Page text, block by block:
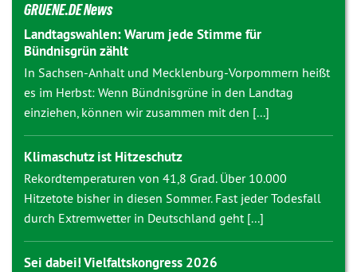
GRUENE.DE News
Landtagswahlen: Warum jede Stimme für
Bündnisgrün zählt
In Sachsen-Anhalt und Mecklenburg-Vorpommern heißt
es im Herbst: Wenn Bündnisgrüne in den Landtag
einziehen, können wir zusammen mit den [...]
Klimaschutz ist Hitzeschutz
Rekordtemperaturen von 41,8 Grad. Über 10.000
Hitzetote bisher in diesen Sommer. Fast jeder Todesfall
durch Extremwetter in Deutschland geht [...]
Sei dabei! Vielfaltskongress 2026